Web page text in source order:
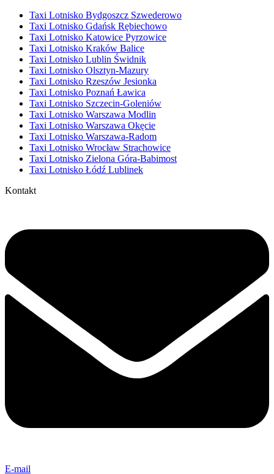
Taxi Lotnisko Bydgoszcz Szwederowo
Taxi Lotnisko Gdańsk Rębiechowo
Taxi Lotnisko Katowice Pyrzowice
Taxi Lotnisko Kraków Balice
Taxi Lotnisko Lublin Świdnik
Taxi Lotnisko Olsztyn-Mazury
Taxi Lotnisko Rzeszów Jesionka
Taxi Lotnisko Poznań Ławica
Taxi Lotnisko Szczecin-Goleniów
Taxi Lotnisko Warszawa Modlin
Taxi Lotnisko Warszawa Okęcie
Taxi Lotnisko Warszawa-Radom
Taxi Lotnisko Wrocław Strachowice
Taxi Lotnisko Zielona Góra-Babimost
Taxi Lotnisko Łódź Lublinek
Kontakt
E-mail